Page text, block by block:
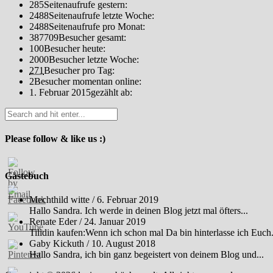
285Seitenaufrufe gestern:
2488Seitenaufrufe letzte Woche:
2488Seitenaufrufe pro Monat:
387709Besucher gesamt:
100Besucher heute:
2000Besucher letzte Woche:
271Besucher pro Tag:
2Besucher momentan online:
1. Februar 2015gezählt ab:
Please follow & like us :)
Gästebuch
Mechthild witte /6. Februar 2019
Hallo Sandra. Ich werde in deinen Blog jetzt mal öfters...
Renate Eder/ 24. Januar 2019
Tilidin kaufen:Wenn ich schon mal Da bin hinterlasse ich
Gaby Kickuth / 10. August 2018
Hallo Sandra, ich bin ganz begeistert von deinem Blog und...